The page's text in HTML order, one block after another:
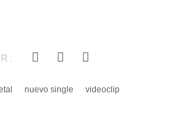
nuevo single videoclip